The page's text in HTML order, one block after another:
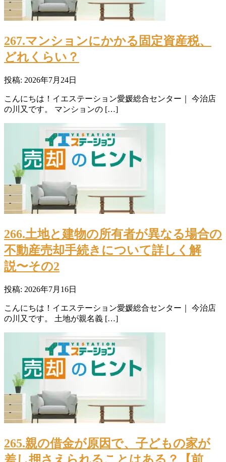
267.マンションにかかる固定資産税、
どれくらい？
投稿: 2026年7月24日
こんにちは！イエステーション愛媛総合センター｜ 今治店
の川又です。 マンションの […]
266.土地と建物の所有者が異なる場合の
不動産売却手続きについて詳しく解
説〜その2
投稿: 2026年7月16日
こんにちは！イエステーション愛媛総合センター｜ 今治店
の川又です。 土地が親名義 […]
265.親の借金が原因で、子どもの家が
差し押さえられることはある？【前